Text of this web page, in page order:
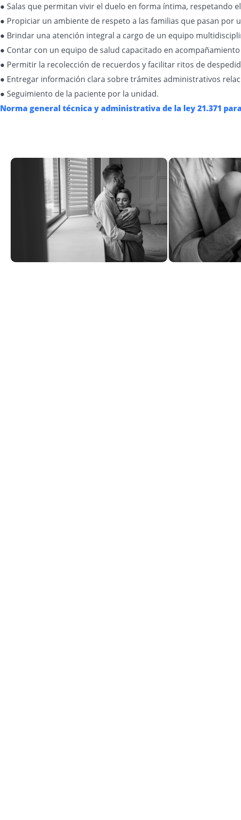
● Salas que permitan vivir el duelo en forma íntima, respetando
● Propiciar un ambiente de respeto a las familias que pasan
● Brindar una atención integral a cargo de un equipo
● Contar con un equipo de salud capacitado en
● Permitir la recolección de recuerdos y facilitar ritos de
● Entregar información clara sobre trámites administrativos
● Seguimiento de la paciente por la unidad.
Norma general técnica y administrativa de la ley 21.371